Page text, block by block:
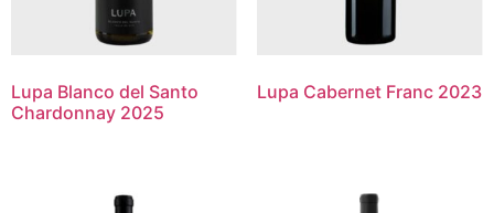
Lupa Blanco del Santo
Chardonnay 2025
Lupa Cabernet Franc 2023